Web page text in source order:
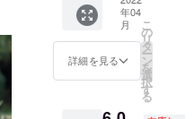
南ゴー
ルド、
葉付き
デコポ
ひご賞
味くだ
さい。
送料込
みで
す。 ４
縄産パ
ザー・
原詩織
が実際
に食べ
て感動
したフ
の数々
年04
月
詳細を見る
こ
の
リ
タ
ー
ン
を
選
択
す
る